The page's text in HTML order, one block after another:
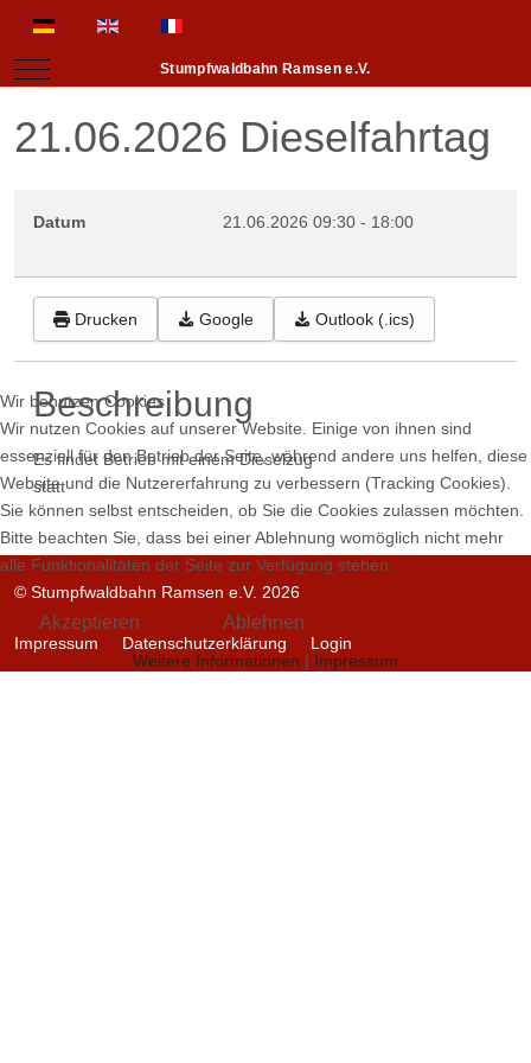
Sprache auswählen
Mobile Menu ToggleStumpfwaldbahn Ramsen e.V.
21.06.2026 Dieselfahrtag
Datum 21.06.2026 09:30 - 18:00
Drucken Google Outlook (.ics)
Beschreibung
Es findet Betrieb mit einem Dieselzug
statt
© Stumpfwaldbahn Ramsen e.V. 2026
Impressum Datenschutzerklärung Login
Wir benutzen Cookies
Wir nutzen Cookies auf unserer Website. Einige von ihnen sind
essenziell für den Betrieb der Seite, während andere uns helfen, diese
Website und die Nutzererfahrung zu verbessern (Tracking Cookies).
Sie können selbst entscheiden, ob Sie die Cookies zulassen möchten.
Bitte beachten Sie, dass bei einer Ablehnung womöglich nicht mehr
alle Funktionalitäten der Seite zur Verfügung stehen.
Akzeptieren Ablehnen
Weitere Informationen | Impressum